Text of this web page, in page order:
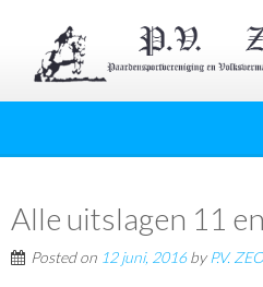
Alle uitslagen 11
Posted on 12 juni, 2016by P.V. ZEO